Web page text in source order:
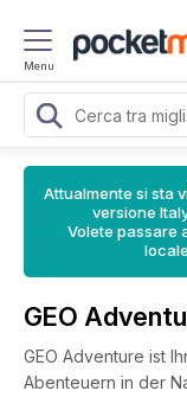
Menu
Attualmente si sta
versione
Volete passare
GEO
GEO Adventure ist
Abenteuern in der